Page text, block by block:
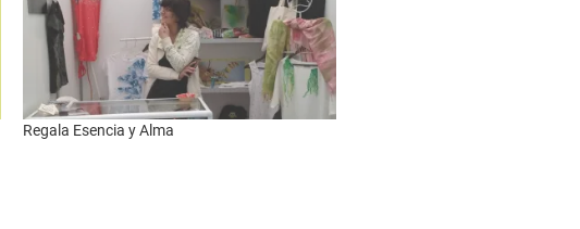
Regala Esencia y Alma